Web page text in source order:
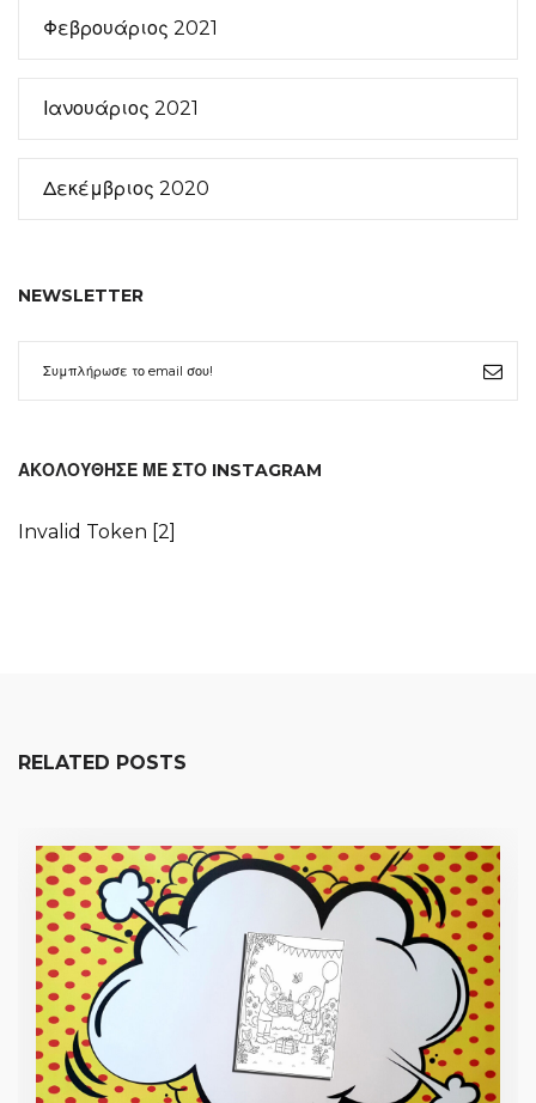
Φεβρουάριος 2021
Ιανουάριος 2021
Δεκέμβριος 2020
NEWSLETTER
ΑΚΟΛΟΎΘΗΣΕ ΜΕ ΣΤΟ INSTAGRAM
Invalid Token [2]
RELATED POSTS